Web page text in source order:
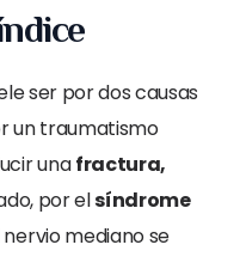
ser por dos causas
un traumatismo
unafractura,
por elsíndrome
mediano se